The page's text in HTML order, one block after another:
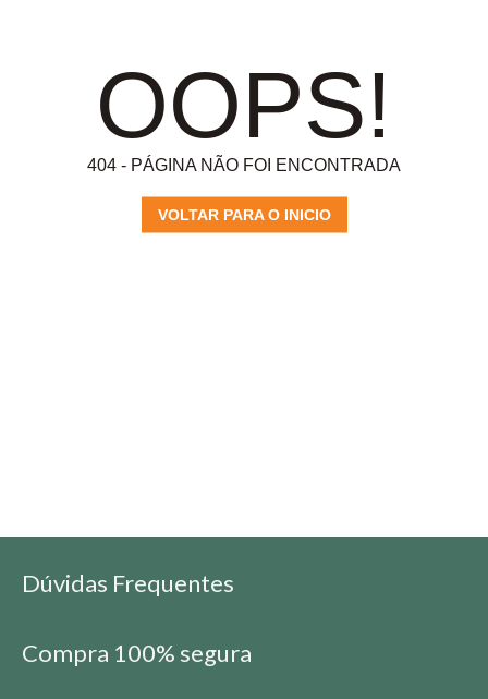
OOPS!
404 - PÁGINA NÃO FOI ENCONTRADA
VOLTAR PARA O INICIO
Dúvidas Frequentes
Compra 100% segura